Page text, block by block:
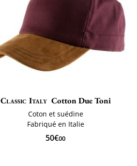
Classic Italy Cotton Due Toni
Coton et suédine
Fabriqué en Italie
50€00